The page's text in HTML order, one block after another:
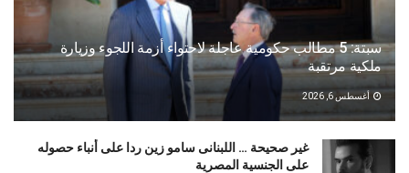
سبتة: 5 مطالب حكومية عاجلة لاحتواء أزمة اللجوء وزيارة
ملكية مرتقبة
أغسطس 6, 2026
غير صحيحة … اللبنانى سامو زين ردا على أنباء حصوله
على الجنسية المصرية